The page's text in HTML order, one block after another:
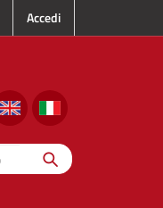
Accedi
Cerca